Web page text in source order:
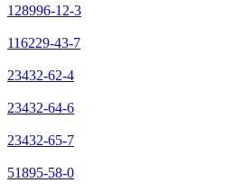
128996-12-3
116229-43-7
23432-62-4
23432-64-6
23432-65-7
51895-58-0